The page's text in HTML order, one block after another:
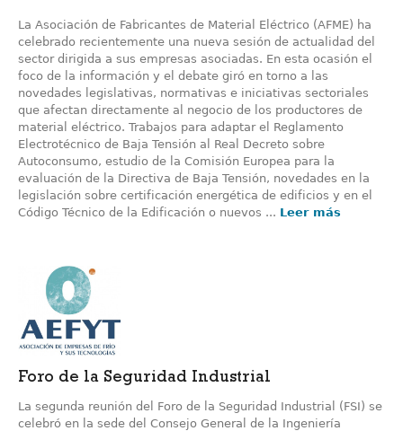
La Asociación de Fabricantes de Material Eléctrico (AFME) ha
celebrado recientemente una nueva sesión de actualidad del
sector dirigida a sus empresas asociadas. En esta ocasión el
foco de la información y el debate giró en torno a las
novedades legislativas, normativas e iniciativas sectoriales
que afectan directamente al negocio de los productores de
material eléctrico. Trabajos para adaptar el Reglamento
Electrotécnico de Baja Tensión al Real Decreto sobre
Autoconsumo, estudio de la Comisión Europea para la
evaluación de la Directiva de Baja Tensión, novedades en la
legislación sobre certificación energética de edificios y en el
Código Técnico de la Edificación o nuevos ... Leer más
Foro de la Seguridad Industrial
La segunda reunión del Foro de la Seguridad Industrial (FSI) se
celebró en la sede del Consejo General de la Ingeniería